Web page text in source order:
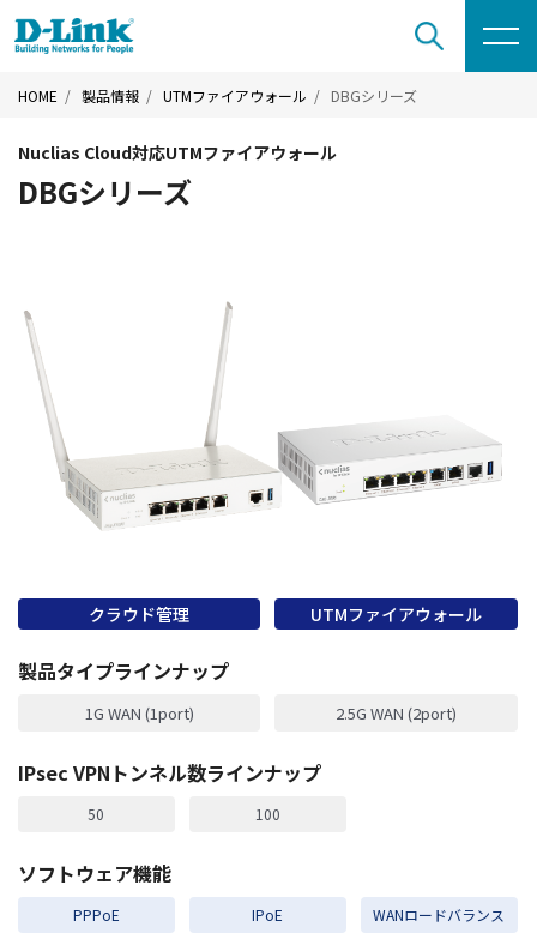
HOME 製品情報 UTMファイアウォール DBGシリーズ
Nuclias Cloud対応UTMファイアウォール
DBGシリーズ
クラウド管理 UTMファイアウォール
製品タイプラインナップ
1G WAN (1port) 2.5G WAN (2port)
IPsec VPNトンネル数ラインナップ
50 100
ソフトウェア機能
PPPoE IPoE WANロードバランス